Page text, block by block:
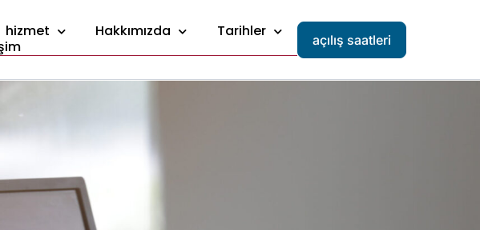
hizmet Hakkımızda
Tarihler
açılış saatleri